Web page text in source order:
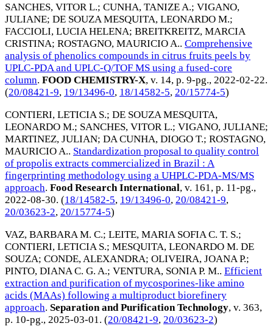
SANCHES, VITOR L.; CUNHA, TANIZE A.; VIGANO,
JULIANE; DE SOUZA MESQUITA, LEONARDO M.;
FACCIOLI, LUCIA HELENA; BREITKREITZ, MARCIA
CRISTINA; ROSTAGNO, MAURICIO A.. Comprehensive
analysis of phenolics compounds in citrus fruits peels by
UPLC-PDA and UPLC-Q/TOF MS using a fused-core
column. FOOD CHEMISTRY-X, v. 14, p. 9-pg., 2022-02-22.
(20/08421-9, 19/13496-0, 18/14582-5, 20/15774-5)
CONTIERI, LETICIA S.; DE SOUZA MESQUITA,
LEONARDO M.; SANCHES, VITOR L.; VIGANO, JULIANE;
MARTINEZ, JULIAN; DA CUNHA, DIOGO T.; ROSTAGNO,
MAURICIO A.. Standardization proposal to quality control
of propolis extracts commercialized in Brazil : A
fingerprinting methodology using a UHPLC-PDA-MS/MS
approach. Food Research International, v. 161, p. 11-pg.,
2022-08-30. (18/14582-5, 19/13496-0, 20/08421-9,
20/03623-2, 20/15774-5)
VAZ, BARBARA M. C.; LEITE, MARIA SOFIA C. T. S.;
CONTIERI, LETICIA S.; MESQUITA, LEONARDO M. DE
SOUZA; CONDE, ALEXANDRA; OLIVEIRA, JOANA P.;
PINTO, DIANA C. G. A.; VENTURA, SONIA P. M.. Efficient
extraction and purification of mycosporines-like amino
acids (MAAs) following a multiproduct biorefinery
approach. Separation and Purification Technology, v. 363,
p. 10-pg., 2025-03-01 . (20/08421-9, 20/03623-2)